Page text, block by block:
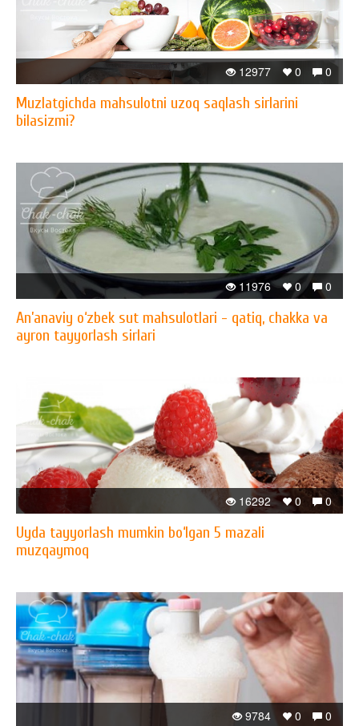
0
0
12977
Muzlatgichda mahsulotni uzoq saqlash sirlarini
bilasizmi?
0
0
11976
An’anaviy o‘zbek sut mahsulotlari - qatiq, chakka va
ayron tayyorlash sirlari
0
0
16292
Uyda tayyorlash mumkin bo‘lgan 5 mazali
muzqaymoq
0
0
9784